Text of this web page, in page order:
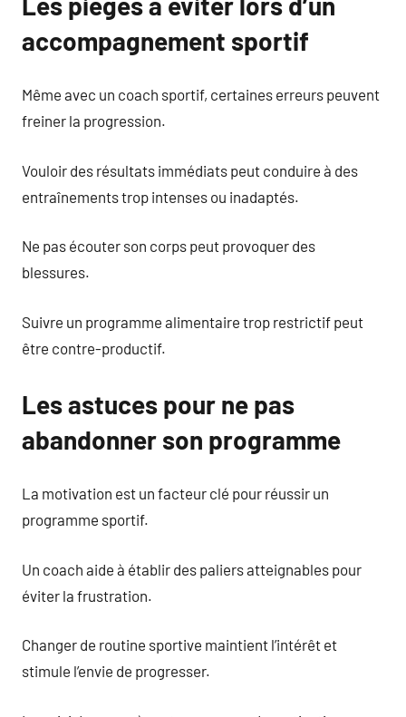
accompagnement sportif
Même avec un coach sportif, certaines erreurs peuvent
freiner la progression.
Vouloir des résultats immédiats peut conduire à des
entraînements trop intenses ou inadaptés.
Ne pas écouter son corps peut provoquer des
blessures.
Suivre un programme alimentaire trop restrictif peut
être contre-productif.
Les astuces pour ne pas
abandonner son programme
La motivation est un facteur clé pour réussir un
programme sportif.
Un coach aide à établir des paliers atteignables pour
éviter la frustration.
Changer de routine sportive maintient l’intérêt et
stimule l’envie de progresser.